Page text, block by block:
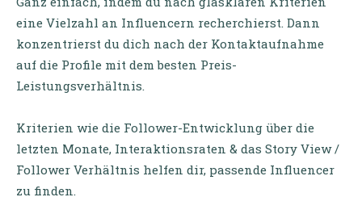
eine Vielzahl an Influencern recherchierst. Dann
konzentrierst du dich nach der Kontaktaufnahme
auf die Profile mit dem besten Preis-
Leistungsverhältnis.
Kriterien wie die Follower-Entwicklung über die
letzten Monate, Interaktionsraten & das Story View /
Follower Verhältnis helfen dir, passende Influencer
zu finden.